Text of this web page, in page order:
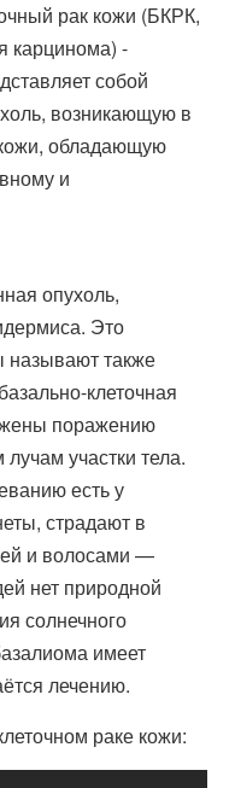
рак кожи (БКРК,
карцинома) -
собой
возникающую в
обладающую
и
опухоль,
Это
называют также
клеточная
поражению
участки тела.
есть у
страдают в
и волосами —
нет природной
солнечного
имеет
лечению.
раке кожи: